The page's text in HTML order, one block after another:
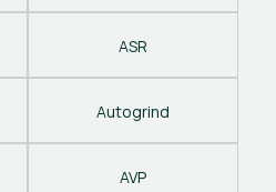
ASR
Autogrind
AVP